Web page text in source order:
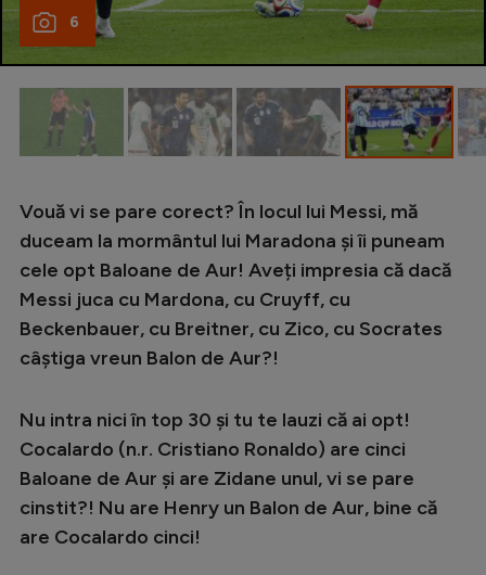
6
Vouă vi se pare corect? În locul lui Messi, mă
duceam la mormântul lui Maradona și îi puneam
cele opt Baloane de Aur! Aveți impresia că dacă
Messi juca cu Mardona, cu Cruyff, cu
Beckenbauer, cu Breitner, cu Zico, cu Socrates
câștiga vreun Balon de Aur?!
Nu intra nici în top 30 și tu te lauzi că ai opt!
Cocalardo (n.r. Cristiano Ronaldo) are cinci
Baloane de Aur și are Zidane unul, vi se pare
cinstit?! Nu are Henry un Balon de Aur, bine că
are Cocalardo cinci!